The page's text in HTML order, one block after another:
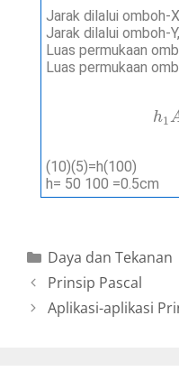
Jarak dilalui omboh-
Jarak dilalui omboh-
Luas permukaan
Luas permukaan
h1
h
(10)(5)=h(100)
h= 50 100 =0.5cm
Daya dan Tekanan
Prinsip Pascal
Aplikasi-aplikasi